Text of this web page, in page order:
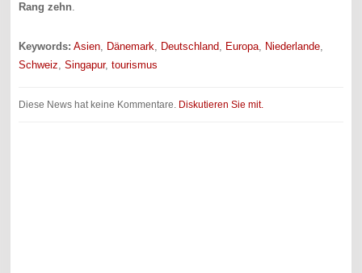
Rang zehn.
Keywords: Asien, Dänemark, Deutschland, Europa, Niederlande,
Schweiz,Singapur,tourismus
Diese News hat keine Kommentare. Diskutieren Sie mit.